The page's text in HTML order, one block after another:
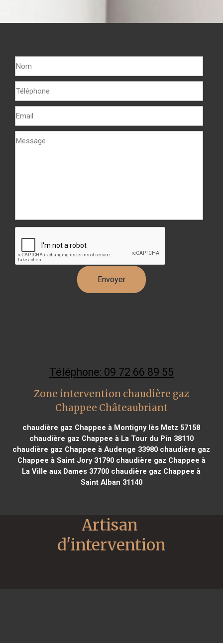
Téléphone: 09 72 66 89 55
Zone intervention chaudière gaz
Chappee Châteaubriant
chaudière gaz Chappee à Montigny lès Metz 57158
chaudière gaz Chappee à La Tour du Pin 38110
chaudière gaz Chappee à Audenge 33980 chaudière gaz
Chappee à Saint Jory 31790chaudière gaz Chappee à
La Ville aux Dames 37700 chaudière gaz Chappee à
Saint Alban 31140
Artisan
d'intervention